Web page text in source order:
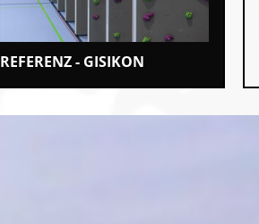
REFERENZ - GISIKON